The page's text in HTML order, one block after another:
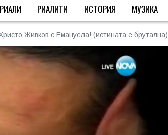
РИАЛИТИ ИСТОРИЯ МУЗИКА
Живков с Емануела! (истината е брутална)